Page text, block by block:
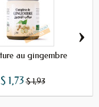
au gingembre
$ 1,73 $ 1,93
›